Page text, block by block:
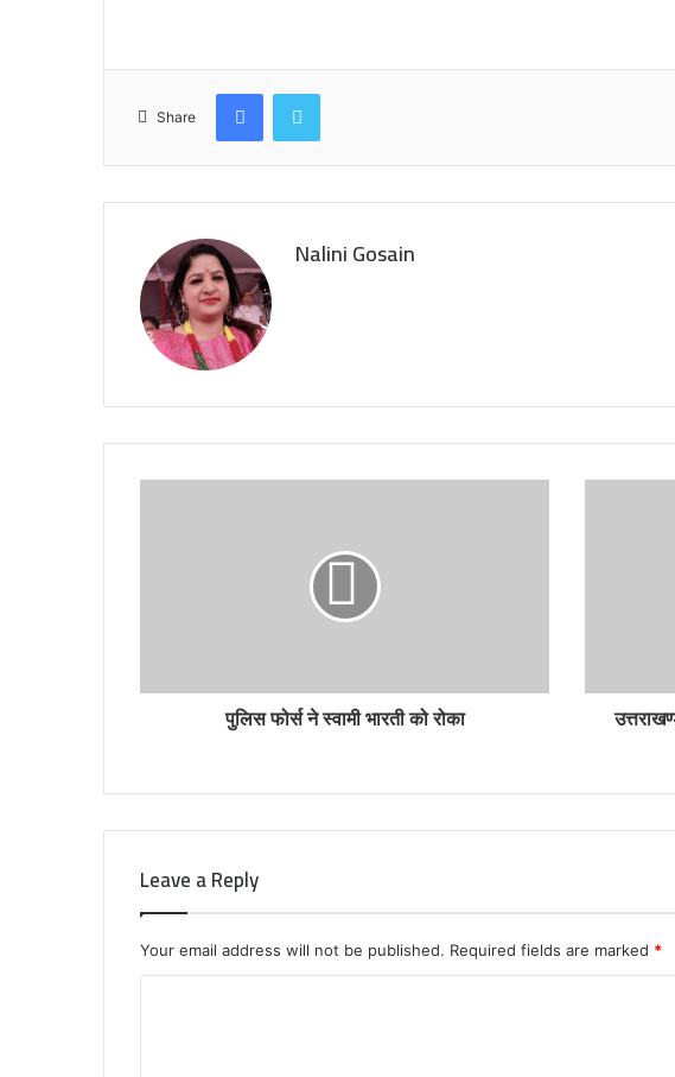
Share
FacebookTwitter
Nalini Gosain
पुलिस फोर्स ने स्वामी भारती को रोका
Leave a Reply
Your email address will not be published. Required fields are marked *